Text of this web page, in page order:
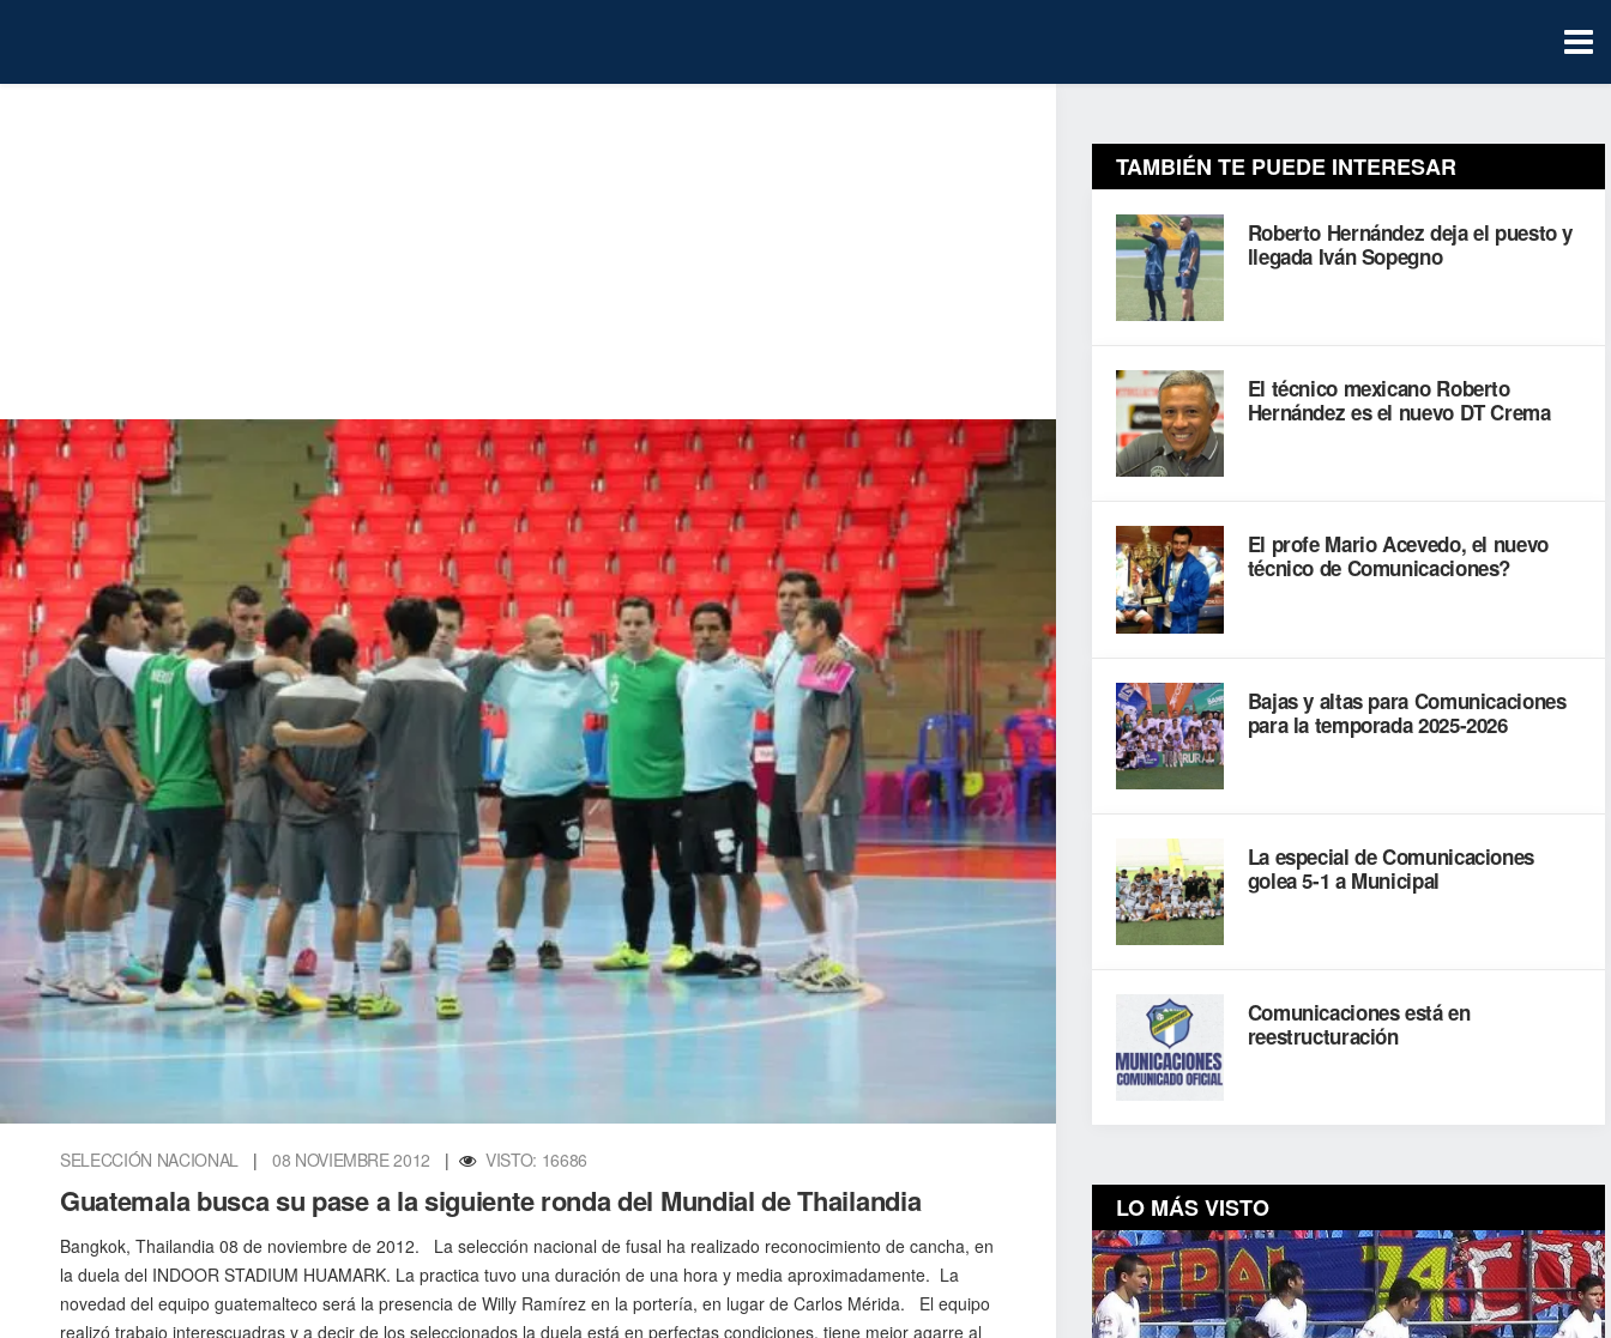
SELECCIÓN NACIONAL | 08 NOVIEMBRE 2012 | VISTO: 16686
Guatemala busca su pase a la siguiente ronda del Mundial de Thailandia
Bangkok, Thailandia 08 de noviembre de 2012. La selección nacional de fusal ha realizado reconocimiento de cancha, en
la duela del INDOOR STADIUM HUAMARK. La practica tuvo una duración de una hora y media aproximadamente. La
novedad del equipo guatemalteco será la presencia de Willy Ramírez en la portería, en lugar de Carlos Mérida. El equipo
realizó trabajo interescuadras y a decir de los seleccionados la duela está en perfectas condiciones, tiene mejor agarre al
TAMBIÉN TE PUEDE INTERESAR
Roberto Hernández deja el puesto y
llegada Iván Sopegno
El técnico mexicano Roberto
Hernández es el nuevo DT Crema
El profe Mario Acevedo, el nuevo
técnico de Comunicaciones?
Bajas y altas para Comunicaciones
para la temporada 2025-2026
La especial de Comunicaciones
golea 5-1 a Municipal
Comunicaciones está en
reestructuración
LO MÁS VISTO